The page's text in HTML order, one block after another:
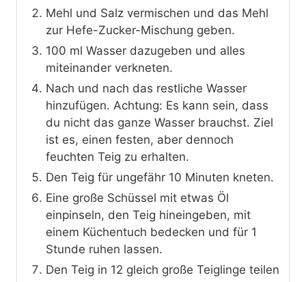
Mehl und Salz vermischen und das Mehl
zur Hefe-Zucker-Mischung geben.
100 ml Wasser dazugeben und alles
miteinander verkneten.
Nach und nach das restliche Wasser
hinzufügen. Achtung: Es kann sein, dass
du nicht das ganze Wasser brauchst. Ziel
ist es, einen festen, aber dennoch
feuchten Teig zu erhalten.
Den Teig für ungefähr 10 Minuten kneten.
Eine große Schüssel mit etwas Öl
einpinseln, den Teig hineingeben, mit
einem Küchentuch bedecken und für 1
Stunde ruhen lassen.
Den Teig in 12 gleich große Teiglinge teilen